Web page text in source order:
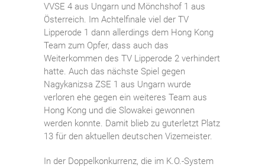
VVSE 4 aus Ungarn und Mönchshof 1 aus
Österreich. Im Achtelfinale viel der TV
Lipperode 1 dann allerdings dem Hong Kong
Team zum Opfer, dass auch das
Weiterkommen des TV Lipperode 2 verhindert
hatte. Auch das nächste Spiel gegen
Nagykanizsa ZSE 1 aus Ungarn wurde
verloren ehe gegen ein weiteres Team aus
Hong Kong und die Slowakei gewonnen
werden konnte. Damit blieb zu guterletzt Platz
13 für den aktuellen deutschen Vizemeister.
In der Doppelkonkurrenz, die im K.O.-System